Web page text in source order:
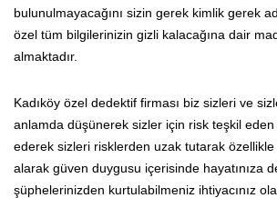
bulunulmayacağını sizin gerek kimlik gerek
özel tüm bilgilerinizin gizli kalacağına dair
almaktadır.
Kadıköy özel dedektif firması biz sizleri ve
anlamda düşünerek sizler için risk teşkil
ederek sizleri risklerden uzak tutarak
alarak güven duygusu içerisinde hayatınıza
şüphelerinizden kurtulabilmeniz ihtiyacınız